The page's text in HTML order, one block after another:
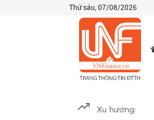
Thứ sáu, 07/08/2026
Xu hướng: